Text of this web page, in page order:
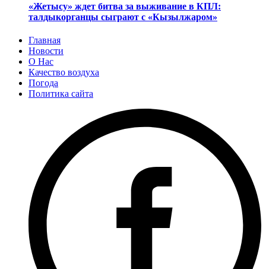
«Жетысу» ждет битва за выживание в КПЛ:
талдыкорганцы сыграют с «Кызылжаром»
Главная
Новости
О Нас
Качество воздуха
Погода
Политика сайта